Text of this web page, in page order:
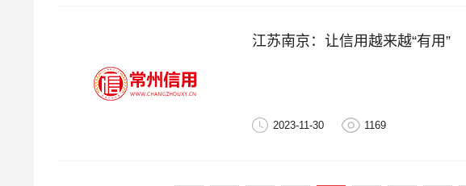
江苏南京：让信用越来越“有用”
2023-11-30 1169